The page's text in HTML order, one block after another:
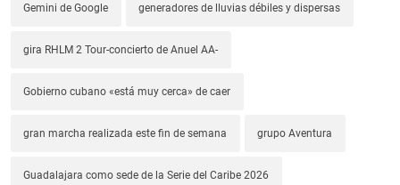
Gemini de Google generadores de lluvias débiles y dispersas
gira RHLM 2 Tour-concierto de Anuel AA-
Gobierno cubano «está muy cerca» de caer
gran marcha realizada este fin de semana grupo Aventura
Guadalajara como sede de la Serie del Caribe 2026